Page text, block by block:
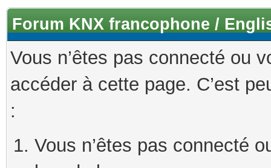
Forum KNX francophone /
Vous n’êtes pas connecté ou
accéder à cette page. C’est
:
Vous n’êtes pas connecté